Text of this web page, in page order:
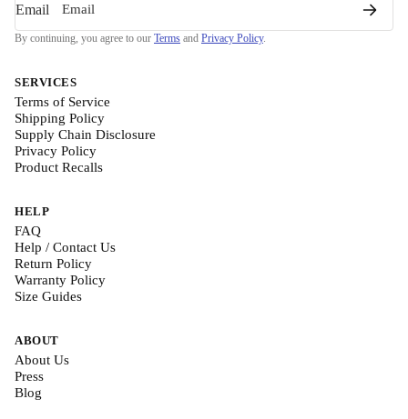
Email
By continuing, you agree to our Terms and Privacy Policy.
SERVICES
Terms of Service
Shipping Policy
Supply Chain Disclosure
Privacy Policy
Product Recalls
HELP
FAQ
Help / Contact Us
Return Policy
Warranty Policy
Size Guides
ABOUT
About Us
Press
Blog